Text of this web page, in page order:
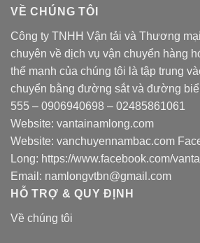
VỀ CHÚNG TÔI
Công ty TNHH Vận tải và Thương
chuyên về dịch vụ vận chuyển hàng
thế mạnh của chúng tôi là tập trung
chuyển bằng đường sắt và đường
555 – 0906940698 – 02485861061
Website: vantainamlong.com
Website: vanchuyennambac.com
Long: https://www.facebook.com/
Email: namlongvtbn@gmail.com
HỖ TRỢ & QUY ĐỊNH
Về chúng tôi